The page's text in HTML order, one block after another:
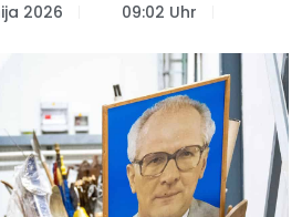
2026 09:02 Uhr